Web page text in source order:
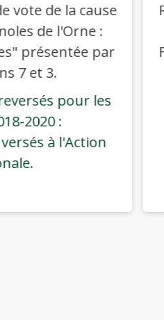
vote de la cause
de l'Orne :
présentée par
7 et 3.
pour les
2020 :
à l'Action